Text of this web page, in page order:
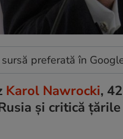
preferată în
Karol Nawrocki,
și critică